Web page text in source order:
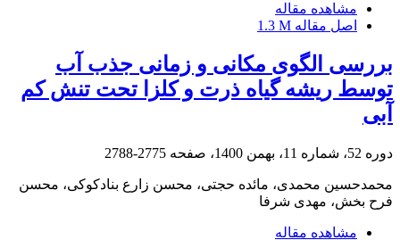
مشاهده مقاله
اصل مقاله 1.3 M
بررسی الگوی مکانی و زمانی جذب آب
توسط ریشه گیاه ذرت و کلزا تحت تنش کم
آبی
دوره 52، شماره 11، بهمن 1400، صفحه 2775-2788
محمدحسین محمدی، مائده حجتی، محسن زارع بنادکوکی، محسن
فرح بخش، مهدی شرفا
مشاهده مقاله